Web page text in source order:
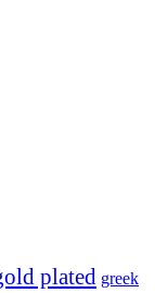
plated greek